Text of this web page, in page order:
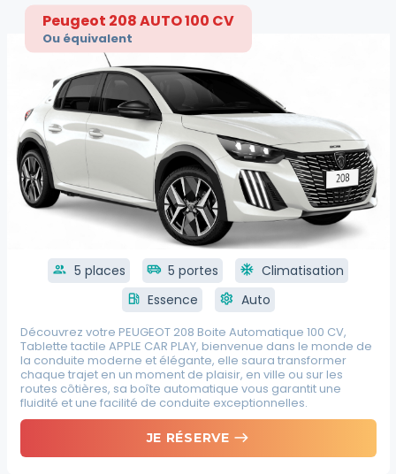
Peugeot 208 AUTO 100 CV
Ou équivalent
group 5 places airport_shuttle 5 portes ac_unit Climatisation
local_gas_station Essence settings Auto
Découvrez votre PEUGEOT 208 Boite Automatique 100 CV,
Tablette tactile APPLE CAR PLAY, bienvenue dans le monde de
la conduite moderne et élégante, elle saura transformer
chaque trajet en un moment de plaisir, en ville ou sur les
routes côtières, sa boîte automatique vous garantit une
fluidité et une facilité de conduite exceptionnelles.
JE RÉSERVE east